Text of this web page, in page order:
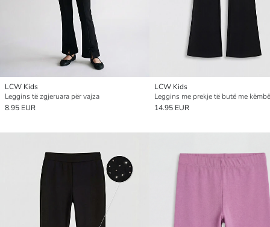
LCW Kids
Leggins të zgjeruara për vajza
8.95 EUR
LCW Kids
14.95 EUR